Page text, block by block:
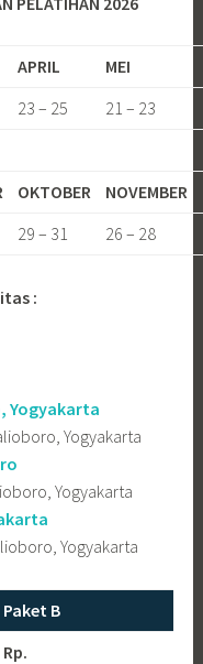
APRIL MEI
23 – 25 21 – 23
OKTOBER NOVEMBER
29 – 31 26 – 28
:
Yogyakarta
Yogyakarta
Yogyakarta
Yogyakarta
Paket B
Rp.